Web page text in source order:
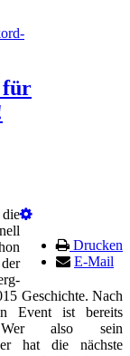
für
Drucken
E-Mail
Geschichte. Nach
Event ist bereits
also sein
hat die nächste